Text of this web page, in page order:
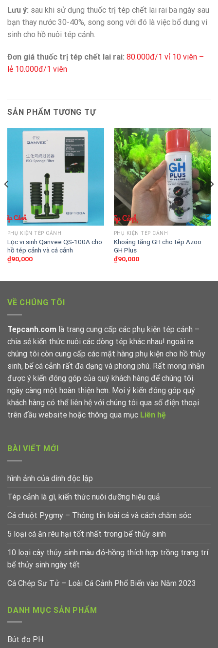
Lưu ý: sau khi sử dụng thuốc trị tép chết lai rai ba ngày sau
bạn thay nước 30-40%, song song với đó là việc bổ dung vi
sinh cho hồ nuôi tép cảnh.
Đơn giá thuốc trị tép chết lai rai: 80.000đ/1 vỉ 10 viên –
lẻ 10.000đ/1 viên
SẢN PHẨM TƯƠNG TỰ
PHỤ KIỆN TÉP CẢNH
Lọc vi sinh Qanvee QS-100A cho
hồ tép cảnh và cá cảnh
₫90,000
PHỤ KIỆN TÉP CẢNH
Khoáng tăng GH cho tép Azoo
GH Plus
₫90,000
VỀ CHÚNG TÔI
Tepcanh.com là trang cung cấp các phụ kiện tép cảnh –
chia sẻ kiến thức nuôi các dòng tép khác nhau! ngoài ra
chúng tôi còn cung cấp các mặt hàng phụ kiện cho hồ thủy
sinh, bể cá cảnh rất đa dạng và phong phú. Rất mong nhận
được ý kiến đóng góp của quý khách hàng để chúng tôi
ngày càng một hoàn thiện hơn. Mọi ý kiến đóng góp quý
khách hàng có thể liên hệ với chúng tôi qua số điện thoại
trên đầu website hoặc thông qua mục Liên hệ
BÀI VIẾT MỚI
hình ảnh của dinh độc lập
Tép cảnh là gì, kiến thức nuôi dưỡng hiệu quả
Cá chuột Pygmy – Thông tin loài cá và cách chăm sóc
5 loại cá ăn rêu hại tốt nhất trong bể thủy sinh
10 loại cây thủy sinh màu đỏ-hồng thích hợp trồng trang trí
bể thủy sinh ngày tết
Cá Chép Sư Tử – Loài Cá Cảnh Phổ Biến vào Năm 2023
DANH MỤC SẢN PHẨM
Bút đo PH